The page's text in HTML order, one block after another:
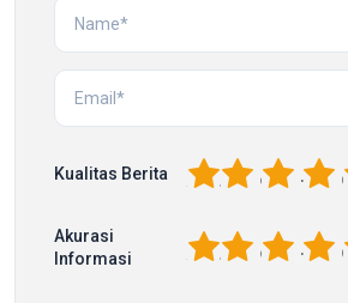
Kualitas Berita 5
4
3
2
Akurasi
Informasi
5
4
3
2